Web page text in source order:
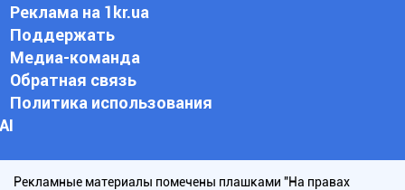
Реклама на 1kr.ua
Поддержать
Медиа-команда
Обратная связь
Политика использования
АI
Рекламные материалы помечены плашками "На правах